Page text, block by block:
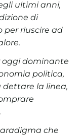
ultimi anni,
di
per riuscire ad
oggi dominante
politica,
dettare la linea,
che